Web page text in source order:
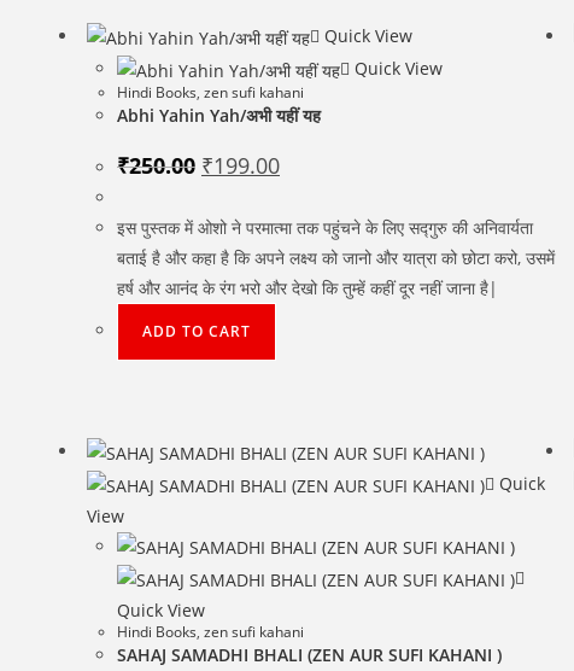
Quick View
Quick View
Hindi Books, zen sufi kahani
Abhi Yahin Yah/अभी यहीं यह
₹250.00 Original
price
₹199.00Current
price
इस पुस्तक में ओशो ने परमात्मा तक पहुंचने के लिए सद्गुरु की अनिवार्यता
बताई है और कहा है कि अपने लक्ष्य को जानो और यात्रा को छोटा करो, उसमें
हर्ष और आनंद के रंग भरो और देखो कि तुम्हें कहीं दूर नहीं जाना है|
ADD TO CART
Quick
View
Quick View
Hindi Books, zen sufi kahani
SAHAJ SAMADHI BHALI (ZEN AUR SUFI KAHANI )